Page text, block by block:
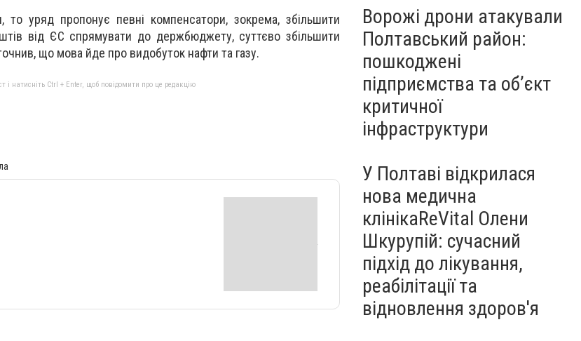
уряд пропонує певні компенсатори, зокрема, збільшити
від ЄС спрямувати до держбюджету, суттєво збільшити
що мова йде про видобуток нафти та газу.
і натисніть Ctrl + Enter, щоб повідомити про це редакцію
Ворожі дрони атакували
Полтавський район:
пошкоджені
підприємства та об’єкт
критичної
інфраструктури
У Полтаві відкрилася
нова медична
клінікаReVital Олени
Шкурупій: сучасний
підхід до лікування,
реабілітації та
відновлення здоров'я